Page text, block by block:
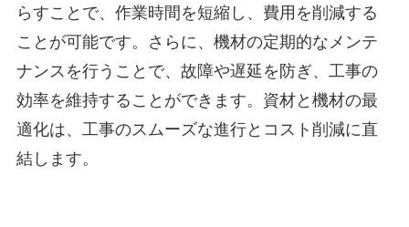
らすことで、作業時間を短縮し、費用を削減する
ことが可能です。さらに、機材の定期的なメンテ
ナンスを行うことで、故障や遅延を防ぎ、工事の
効率を維持することができます。資材と機材の最
適化は、工事のスムーズな進行とコスト削減に直
結します。